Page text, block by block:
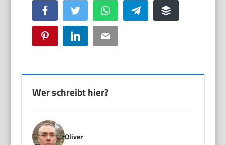
Facebook Twitter WhatsApp Telegram Buffer
Pinterest LinkedIn Email
Wer schreibt hier?
Oliver